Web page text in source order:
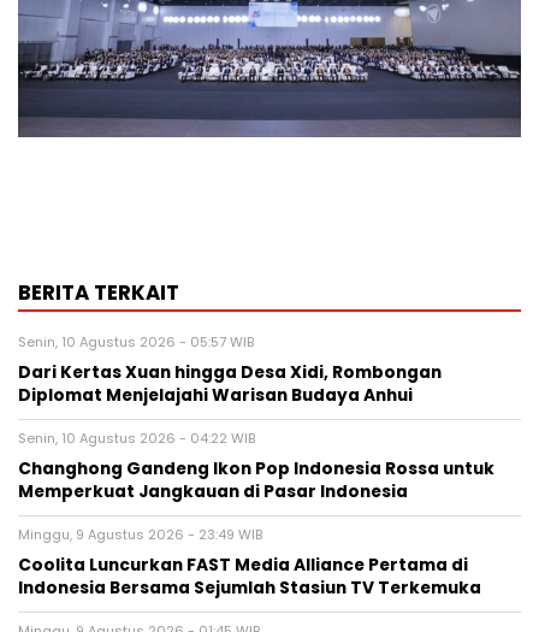
BERITA TERKAIT
Senin, 10 Agustus 2026 - 05:57 WIB
Dari Kertas Xuan hingga Desa Xidi, Rombongan
Diplomat Menjelajahi Warisan Budaya Anhui
Senin, 10 Agustus 2026 - 04:22 WIB
Changhong Gandeng Ikon Pop Indonesia Rossa untuk
Memperkuat Jangkauan di Pasar Indonesia
Minggu, 9 Agustus 2026 - 23:49 WIB
Coolita Luncurkan FAST Media Alliance Pertama di
Indonesia Bersama Sejumlah Stasiun TV Terkemuka